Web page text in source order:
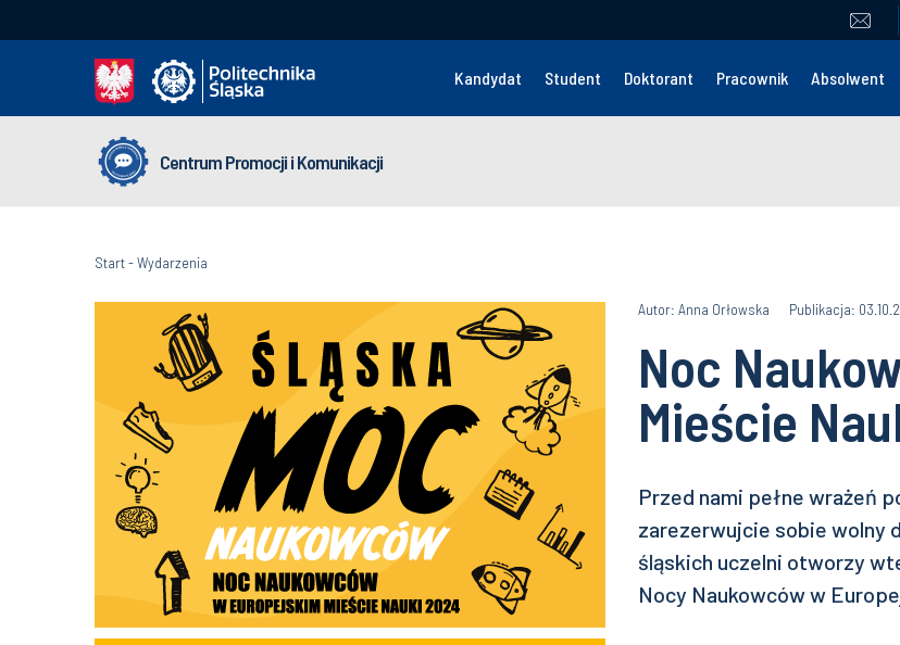
Kandydat Student Doktorant Pracownik Absolwent
Centrum Promocji i Komunikacji
Start-Wydarzenia
Autor: Anna Orłowska Publikacja:
Noc
Mieście
Przed nami pełne wrażeń
zarezerwujcie sobie wolny
śląskich uczelni otworzy
Nocy Naukowców w